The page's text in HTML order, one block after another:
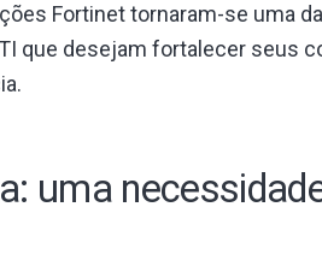
Fortinet tornaram-se uma
que desejam fortalecer seus
uma